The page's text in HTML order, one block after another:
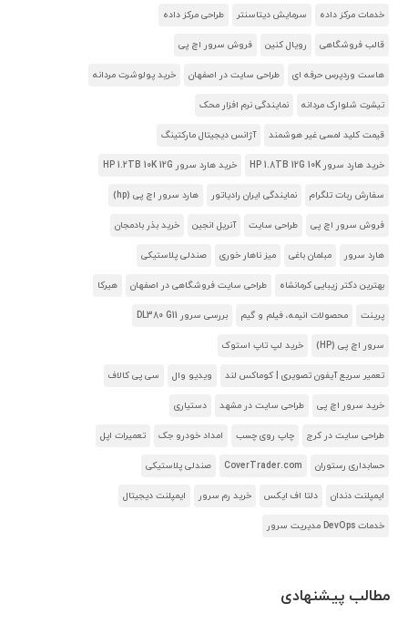
خدمات مرکز داده سرمایش دیتاسنتر طراحی مرکز داده
قالب فروشگاهی رویال کنین فروش سرور اچ پی
هاست وردپرس حرفه ای طراحی سایت در اصفهان خرید پولوشرت مردانه
تیشرت شلوارک مردانه نمایندگی نرم افزار محک
قیمت کلید لمسی غیر هوشمند آژانس دیجیتال مارکتینگ
خرید هارد سرور HP 1.8TB 12G 10K خرید هارد سرور HP 1.2TB 10K 12G
سفارش ربات تلگرام نمایندگی ایران رادیاتور هارد سرور اچ پی (hp)
فروش سرور اچ پی طراحی سایت آنریل انجین خرید بذر بادمجان
هارد سرور مبلمان باغی میز ناهار خوری صندلی پلاستیکی
بهترین دکتر زیبایی کرمانشاه طراحی سایت فروشگاهی در اصفهان هیرکا
پرینت محصولات انیمه، فیلم و گیم بررسی سرور DL380 G11
سرور اچ پی (HP) خرید لپ تاپ استوک
تعمیر سریع آیفون تصویری | کوماکس لند ویدیو وال سی پی کالاف
خرید سرور اچ پی طراحی سایت در مشهد دستیاری
طراحی سایت در کرج چاپ روی چسب امداد خودرو جک تعمیرات اپل
حسابداری رستوران CoverTrader.com صندلی پلاستیکی
ایمپلنت دندان دلتا اف ایکس خرید رم سرور ایمپلنت دیجیتال
خدمات DevOps مدیریت سرور
مطالب پیشنهادی